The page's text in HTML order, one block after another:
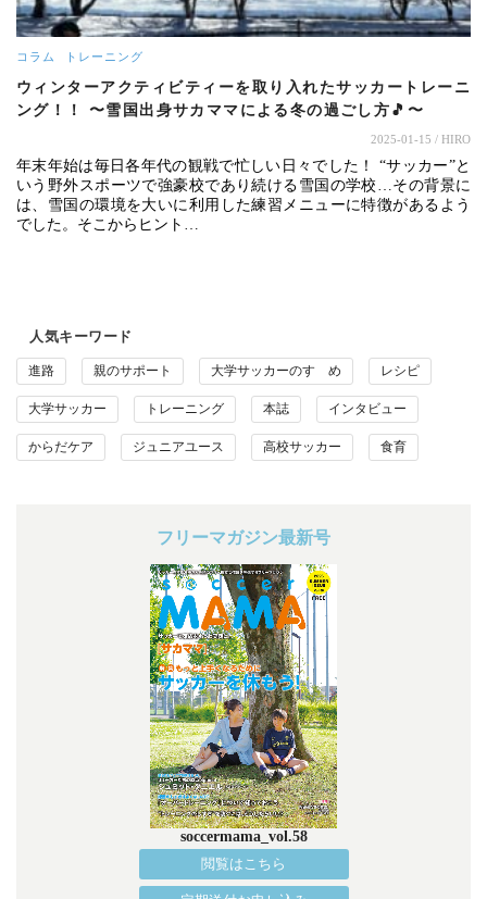
コラム トレーニング
ウィンターアクティビティーを取り入れたサッカートレーニ
ング！！ 〜雪国出身サカママによる冬の過ごし方🎵〜
2025-01-15 / HIRO
年末年始は毎日各年代の観戦で忙しい日々でした！ “サッカー”と
いう野外スポーツで強豪校であり続ける雪国の学校…その背景に
は、雪国の環境を大いに利用した練習メニューに特徴があるよう
でした。そこからヒント…
人気キーワード
進路 親のサポート 大学サッカーのすゝめ レシピ
大学サッカー トレーニング 本誌 インタビュー
からだケア ジュニアユース 高校サッカー 食育
フリーマガジン最新号
soccermama_vol.58
閲覧はこちら